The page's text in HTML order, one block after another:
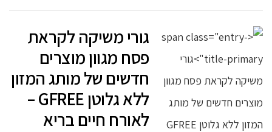
גורי משיקה לקראת
פסח מגוון מוצרים
חדשים של מותג המזון
ללא גלוטן GFREE –
לאורח חיים בריא